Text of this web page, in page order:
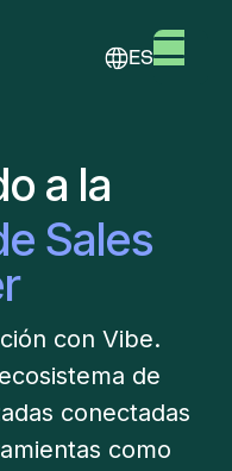
ES
a la
Sales
con Vibe.
de
conectadas
como